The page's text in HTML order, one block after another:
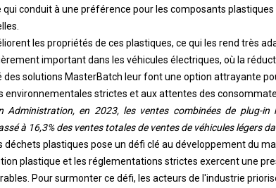
qui conduit à une préférence pour les composants
les propriétés de ces plastiques, ce qui les rend très
important dans les véhicules électriques, où la
des solutions MasterBatch leur font une option attrayante
environnementales strictes et aux attentes des
Administration, en 2023, les ventes combinées de plug-in
à 16,3% des ventes totales de ventes de véhicules légers
plastiques pose un défi clé au développement du
plastique et les réglementations strictes exercent une
Pour surmonter ce défi, les acteurs de l'industrie